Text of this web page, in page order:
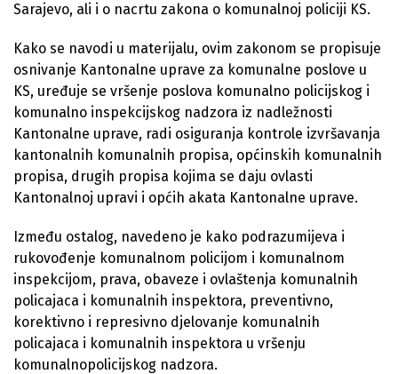
Sarajevo, ali i o nacrtu zakona o komunalnoj policiji KS.
Kako se navodi u materijalu, ovim zakonom se propisuje
osnivanje Kantonalne uprave za komunalne poslove u
KS, uređuje se vršenje poslova komunalno policijskog i
komunalno inspekcijskog nadzora iz nadležnosti
Kantonalne uprave, radi osiguranja kontrole izvršavanja
kantonalnih komunalnih propisa, općinskih komunalnih
propisa, drugih propisa kojima se daju ovlasti
Kantonalnoj upravi i općih akata Kantonalne uprave.
Između ostalog, navedeno je kako podrazumijeva i
rukovođenje komunalnom policijom i komunalnom
inspekcijom, prava, obaveze i ovlaštenja komunalnih
policajaca i komunalnih inspektora, preventivno,
korektivno i represivno djelovanje komunalnih
policajaca i komunalnih inspektora u vršenju
komunalnopolicijskog nadzora.